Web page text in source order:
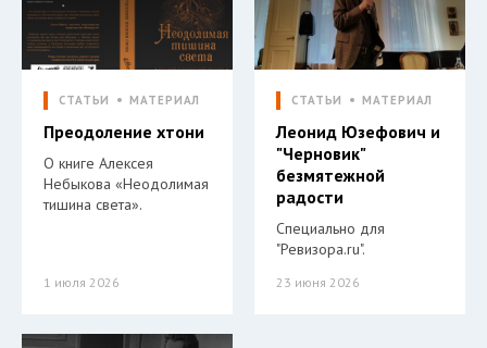
СТАТЬИ МАТЕРИАЛ
Преодоление хтони
О книге Алексея
Небыкова «Неодолимая
тишина света».
1 июля 2026
СТАТЬИ МАТЕРИАЛ
Леонид Юзефович и
"Черновик"
безмятежной
радости
Специально для
"Ревизора.ru".
23 июня 2026